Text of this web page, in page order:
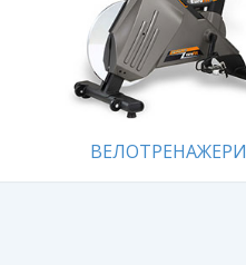
ВЕЛОТРЕНАЖЕРИ